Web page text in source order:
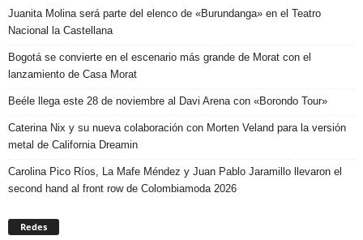
Juanita Molina será parte del elenco de «Burundanga» en el Teatro
Nacional la Castellana
Bogotá se convierte en el escenario más grande de Morat con el
lanzamiento de Casa Morat
Beéle llega este 28 de noviembre al Davi Arena con «Borondo Tour»
Caterina Nix y su nueva colaboración con Morten Veland para la versión
metal de California Dreamin
Carolina Pico Ríos, La Mafe Méndez y Juan Pablo Jaramillo llevaron el
second hand al front row de Colombiamoda 2026
Redes